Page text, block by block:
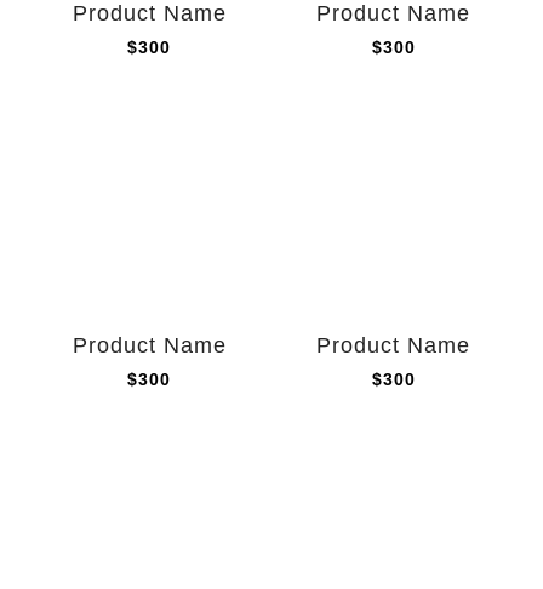
Product Name
$300
Product Name
$300
Product Name
$300
Product Name
$300